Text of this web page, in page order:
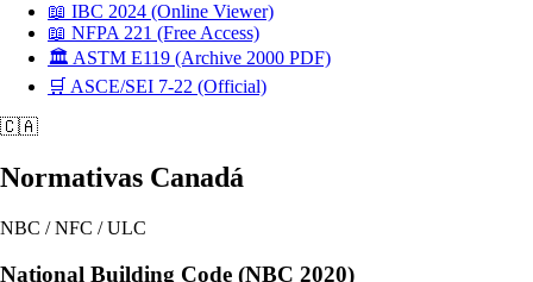
📖 IBC 2024 (Online Viewer)
📖 NFPA 221 (Free Access)
🏛️ ASTM E119 (Archive 2000 PDF)
🛒 ASCE/SEI 7-22 (Official)
🇨🇦
Normativas Canadá
NBC / NFC / ULC
National Building Code (NBC 2020)